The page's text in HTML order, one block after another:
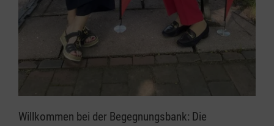
Willkommen bei der Begegnungsbank: Die